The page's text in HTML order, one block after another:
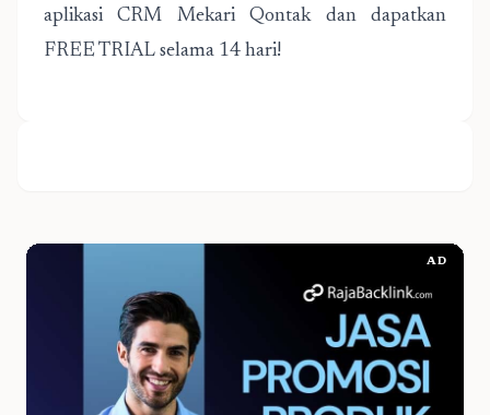
aplikasi CRM Mekari Qontak dan dapatkan
FREE TRIAL selama 14 hari!
AD